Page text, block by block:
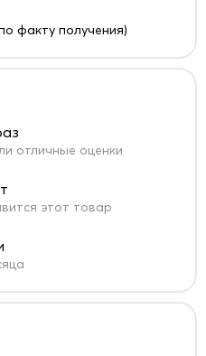
факту получения)
отличные оценки
этот товар